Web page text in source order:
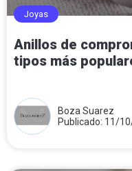
Joyas
Anillos de
tipos más
Boza Suarez
Publicado: 11/